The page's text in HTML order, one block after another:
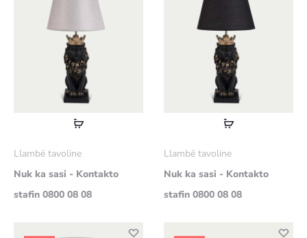
Lexoni
Llambë tavoline
Nuk ka sasi - Kontakto
stafin 0800 08 08
Lexoni
Llambë tavoline
Nuk ka sasi - Kontakto
stafin 0800 08 08